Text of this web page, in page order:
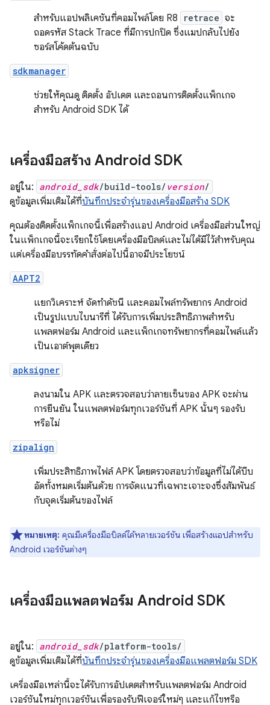
สำหรับแอปพลิเคชันที่คอมไพล์โดย R8 retrace จะ
ถอดรหัส Stack Trace ที่มีการปกปิด ซึ่งแมปกลับไปยัง
ซอร์สโค้ดต้นฉบับ
sdkmanager
ช่วยให้คุณดู ติดตั้ง อัปเดต และถอนการติดตั้งแพ็กเกจ
สำหรับ Android SDK ได้
เครื่องมือสร้าง Android SDK
อยู่ใน: android_sdk/build-tools/ version/
ดูข้อมูลเพิ่มเติมได้ที่บันทึกประจำรุ่นของเครื่องมือสร้าง SDK
คุณต้องติดตั้งแพ็กเกจนี้เพื่อสร้างแอป Android เครื่องมือส่วนใหญ่
ในแพ็กเกจนี้จะเรียกใช้โดยเครื่องมือบิลด์และไม่ได้มีไว้สำหรับคุณ
แต่เครื่องมือบรรทัดคำสั่งต่อไปนี้อาจมีประโยชน์
AAPT2
แยกวิเคราะห์ จัดทำดัชนี และคอมไพล์ทรัพยากร Android
เป็นรูปแบบไบนารีที่ ได้รับการเพิ่มประสิทธิภาพสำหรับ
แพลตฟอร์ม Android และแพ็กเกจทรัพยากรที่คอมไพล์แล้ว
เป็นเอาต์พุตเดียว
apksigner
ลงนามใน APK และตรวจสอบว่าลายเซ็นของ APK จะผ่าน
การยืนยัน ในแพลตฟอร์มทุกเวอร์ชันที่ APK นั้นๆ รองรับ
หรือไม่
zipalign
เพิ่มประสิทธิภาพไฟล์ APK โดยตรวจสอบว่าข้อมูลที่ไม่ได้บีบ
อัดทั้งหมดเริ่มต้นด้วย การจัดแนวที่เฉพาะเจาะจงซึ่งสัมพันธ์
กับจุดเริ่มต้นของไฟล์
หมายเหตุ: คุณมีเครื่องมือบิลด์ได้หลายเวอร์ชัน เพื่อสร้างแอปสำหรับ
Android เวอร์ชันต่างๆ
เครื่องมือแพลตฟอร์ม Android SDK
อยู่ใน: android_sdk/platform-tools/
ดูข้อมูลเพิ่มเติมได้ที่บันทึกประจำรุ่นของเครื่องมือแพลตฟอร์ม SDK
เครื่องมือเหล่านี้จะได้รับการอัปเดตสำหรับแพลตฟอร์ม Android
เวอร์ชันใหม่ทุกเวอร์ชันเพื่อรองรับฟีเจอร์ใหม่ๆ และแก้ไขหรือ